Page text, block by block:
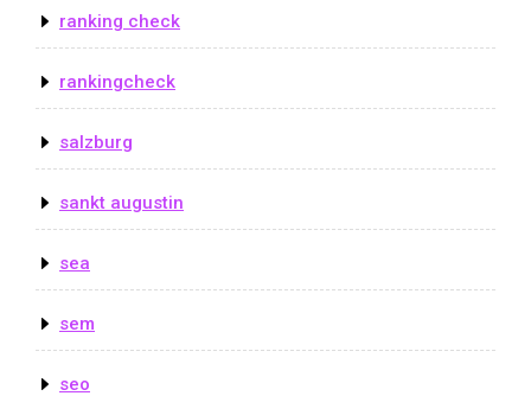
ranking check
rankingcheck
salzburg
sankt augustin
sea
sem
seo